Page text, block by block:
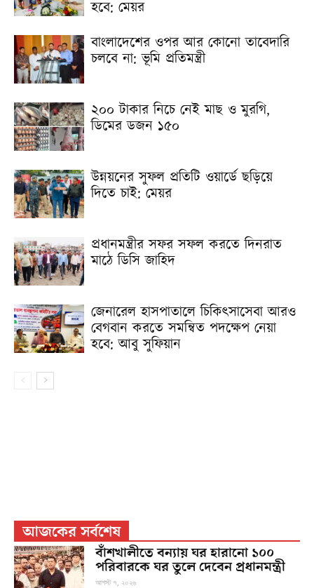
হবে: মেয়র
বাংলাদেশের ওপর আর কোনো তাবেদারি
চলবে না: ভূমি প্রতিমন্ত্রী
২০০ টাকার নিচে নেই মাছ ও মুরগি,
ডিমের ডজন ১৫০
উন্নয়নের সুফল প্রতিটি ওয়ার্ডে ছড়িয়ে
দিতে চাই: মেয়র
প্রধানমন্ত্রীর সফর সফল করতে দিনরাত
মাঠে ডিসি জাহিদ
জেনারেল হাসপাতালে চিকিৎসাসেবা আরও
বেগবান করতে সমন্বিত পদক্ষেপ নেয়া
হবে: আবু সুফিয়ান
আজকের সর্বশেষ
বাঁশখালীতে বন্যায় ঘর হারানো ১০০
পরিবারকে ঘর তুলে দেবেন প্রধানমন্ত্রী
আগস্ট ৭, ২০২৬